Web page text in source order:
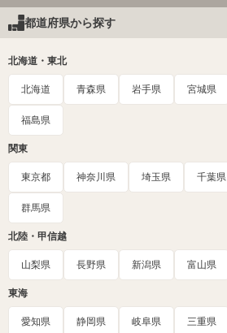
都道府県から探す
北海道・東北
北海道 青森県 岩手県 宮城県
福島県
関東
東京都 神奈川県 埼玉県 千葉県
群馬県
北陸・甲信越
山梨県 長野県 新潟県 富山県
東海
愛知県 静岡県 岐阜県 三重県